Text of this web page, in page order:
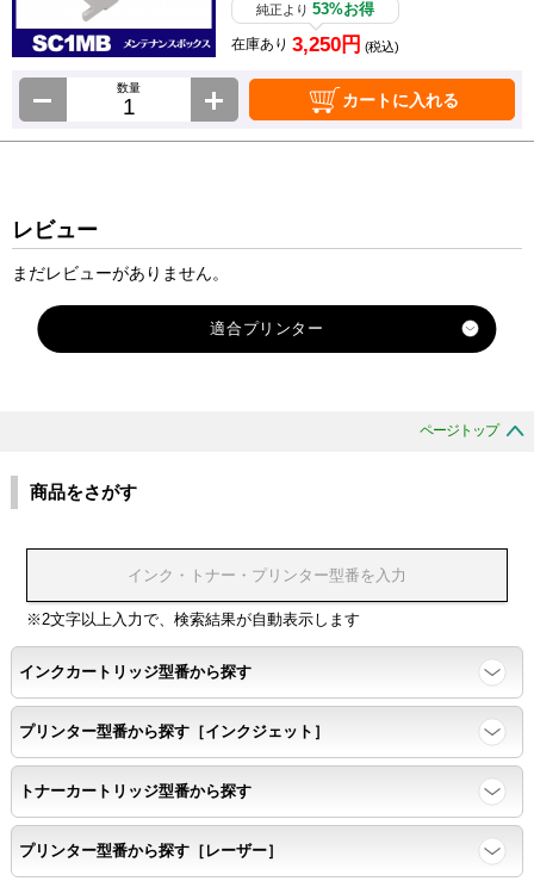
純正より53%お得
在庫あり 3,250円 (税込)
数量
カートに入れる
レビュー
まだレビューがありません。
ページトップ
商品をさがす
※2文字以上入力で、検索結果が自動表示します
インクカートリッジ型番から探す
プリンター型番から探す［インクジェット］
トナーカートリッジ型番から探す
プリンター型番から探す［レーザー］